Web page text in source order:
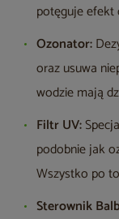
potęguje efekt
Ozonator:
oraz usuwa
wodzie mają
Filtr UV:
podobnie jak
Wszystko po
Sterownik